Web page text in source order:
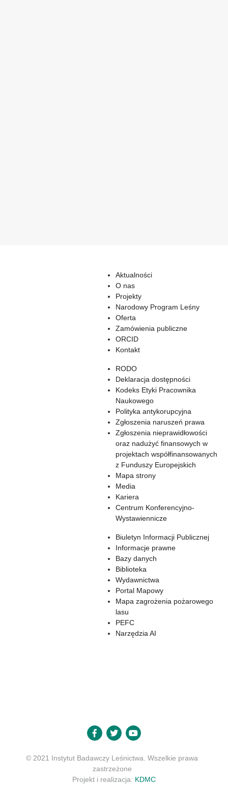
Aktualności
O nas
Projekty
Narodowy Program Leśny
Oferta
Zamówienia publiczne
ORCID
Kontakt
RODO
Deklaracja dostępności
Kodeks Etyki Pracownika
Naukowego
Polityka antykorupcyjna
Zgłoszenia naruszeń prawa
Zgłoszenia nieprawidłowości
oraz nadużyć finansowych w
projektach współfinansowanych
z Funduszy Europejskich
Mapa strony
Media
Kariera
Centrum Konferencyjno-
Wystawiennicze
Biuletyn Informacji Publicznej
Informacje prawne
Bazy danych
Biblioteka
Wydawnictwa
Portal Mapowy
Mapa zagrożenia pożarowego
lasu
PEFC
Narzędzia AI
© 2021 Instytut Badawczy Leśnictwa. Wszelkie prawa
zastrzeżone
Projekt i realizacja: KDMC